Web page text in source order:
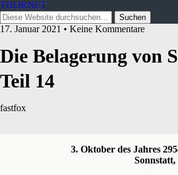
THORNET
17. Januar 2021 • Keine Kommentare
Die Belagerung von
Teil 14
fastfox
3. Oktober des Jahres